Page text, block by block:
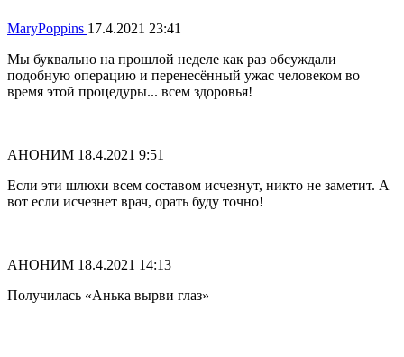
MaryPoppins 17.4.2021 23:41
Мы буквально на прошлой неделе как раз обсуждали
подобную операцию и перенесённый ужас человеком во
время этой процедуры... всем здоровья!
АНОНИМ 18.4.2021 9:51
Если эти шлюхи всем составом исчезнут, никто не заметит. А
вот если исчезнет врач, орать буду точно!
АНОНИМ 18.4.2021 14:13
Получилась «Анька вырви глаз»